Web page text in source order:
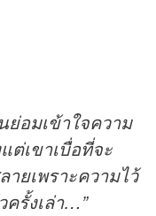
อมเข้าใจความ
ต่เขาเบื่อที่จะ
ยเพราะความไว้
ครั้งเล่า…”